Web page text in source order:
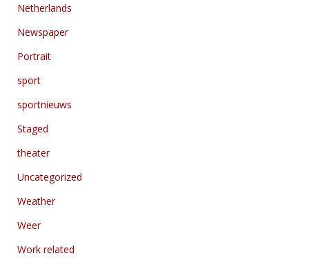
Netherlands
Newspaper
Portrait
sport
sportnieuws
Staged
theater
Uncategorized
Weather
Weer
Work related